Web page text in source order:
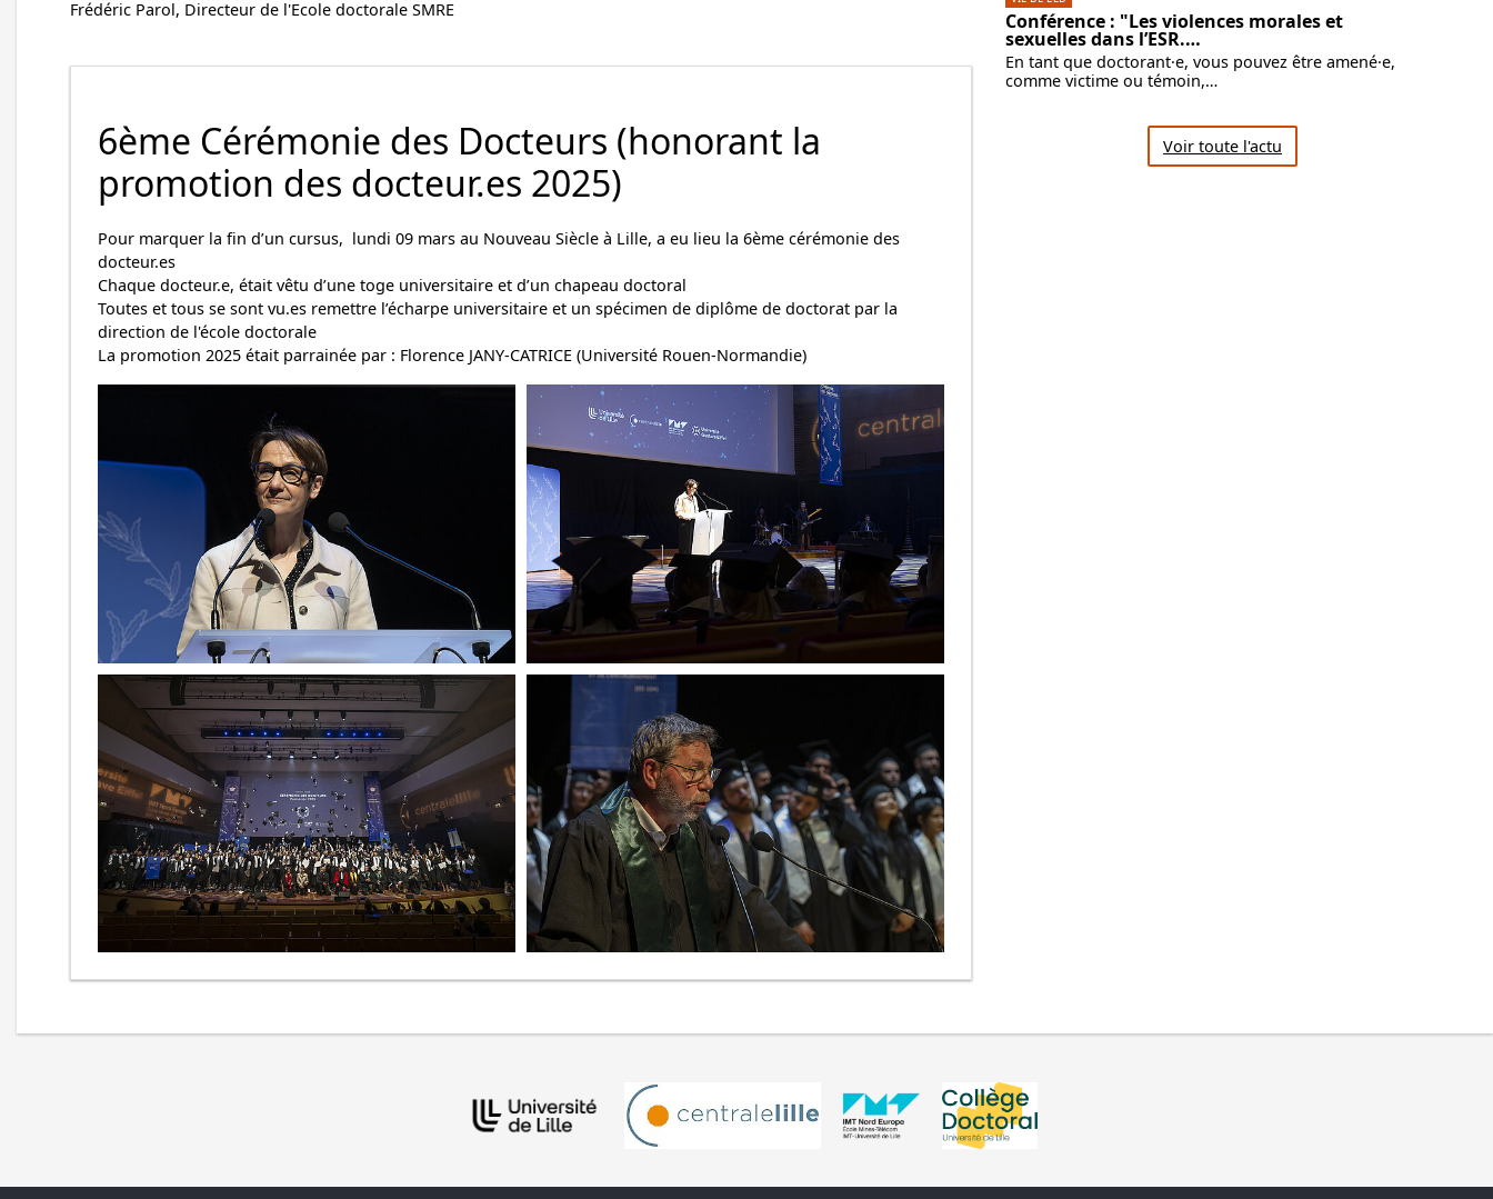
Frédéric Parol, Directeur de l'Ecole doctorale SMRE
6ème Cérémonie des Docteurs (honorant la
promotion des docteur.es 2025)
Pour marquer la fin d’un cursus, lundi 09 mars au Nouveau Siècle à Lille, a eu lieu la 6ème cérémonie des
docteur.es
Chaque docteur.e, était vêtu d’une toge universitaire et d’un chapeau doctoral
Toutes et tous se sont vu.es remettre l’écharpe universitaire et un spécimen de diplôme de doctorat par la
direction de l'école doctorale
La promotion 2025 était parrainée par : Florence JANY-CATRICE (Université Rouen-Normandie)
Conférence : "Les violences morales et
sexuelles dans l’ESR.…
En tant que doctorant·e, vous pouvez être amené·e,
comme victime ou témoin,…
Voir toute l'actu